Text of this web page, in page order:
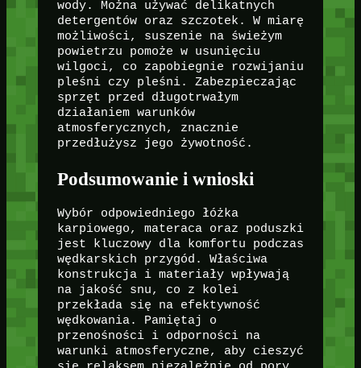
wody. Można używać delikatnych
detergentów oraz szczotek. W miarę
możliwości, suszenie na świeżym
powietrzu pomoże w usunięciu
wilgoci, co zapobiegnie rozwijaniu
pleśni czy pleśni. Zabezpieczając
sprzęt przed długotrwałym
działaniem warunków
atmosferycznych, znacznie
przedłużysz jego żywotność.
Podsumowanie i wnioski
Wybór odpowiedniego łóżka
karpiowego, materaca oraz poduszki
jest kluczowy dla komfortu podczas
wędkarskich przygód. Właściwa
konstrukcja i materiały wpływają
na jakość snu, co z kolei
przekłada się na efektywność
wędkowania. Pamiętaj o
przenośności i odporności na
warunki atmosferyczne, aby cieszyć